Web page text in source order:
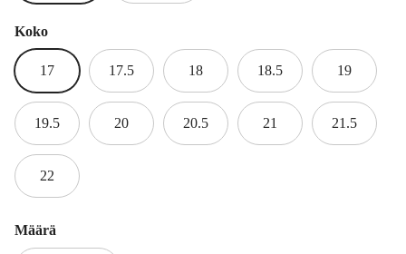
Koko
17 17.5 18 18.5 19
19.5 20 20.5 21 21.5
22
Määrä